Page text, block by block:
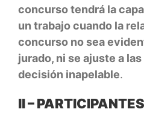
concurso tendrá la
un trabajo cuando la
concurso no sea
jurado, ni se ajuste a
decisión inapelable.
II – PARTICIPANTES